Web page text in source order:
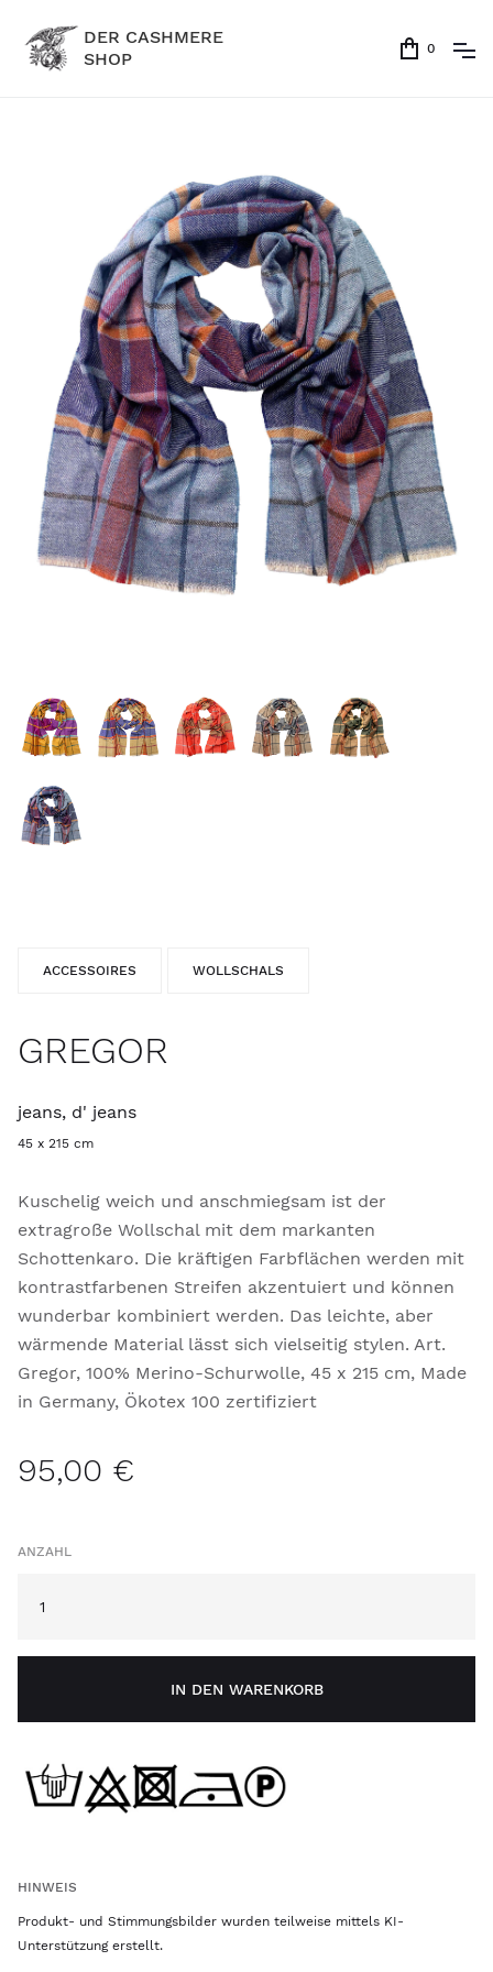
DER CASHMERE
SHOP
0
ACCESSOIRES WOLLSCHALS
GREGOR
jeans, d' jeans
45 x 215 cm
Kuschelig weich und anschmiegsam ist der
extragroße Wollschal mit dem markanten
Schottenkaro. Die kräftigen Farbflächen werden mit
kontrastfarbenen Streifen akzentuiert und können
wunderbar kombiniert werden. Das leichte, aber
wärmende Material lässt sich vielseitig stylen. Art.
Gregor, 100% Merino-Schurwolle, 45 x 215 cm, Made
in Germany, Ökotex 100 zertifiziert
95,00 €
ANZAHL
IN DEN WARENKORB
HINWEIS
Produkt- und Stimmungsbilder wurden teilweise mittels KI-
Unterstützung erstellt.